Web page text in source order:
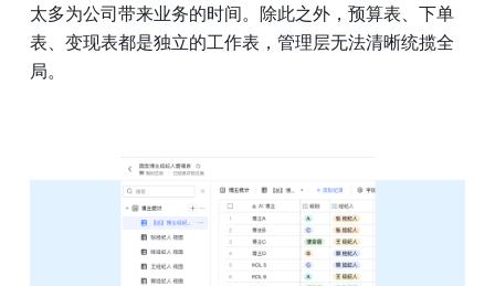
太多为公司带来业务的时间。除此之外，预算表、下单
表、变现表都是独立的工作表，管理层无法清晰统揽全
局。